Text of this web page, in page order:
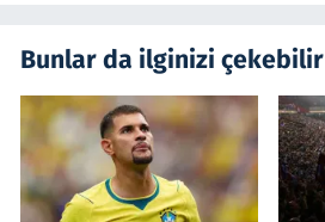
Bunlar da ilginizi çekebilir